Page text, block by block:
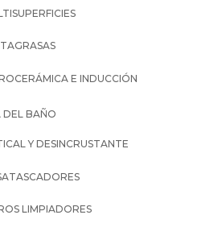
E INDUCCIÓN
DEL BAÑO
Y DESINCRUSTANTE
LIMPIADORES